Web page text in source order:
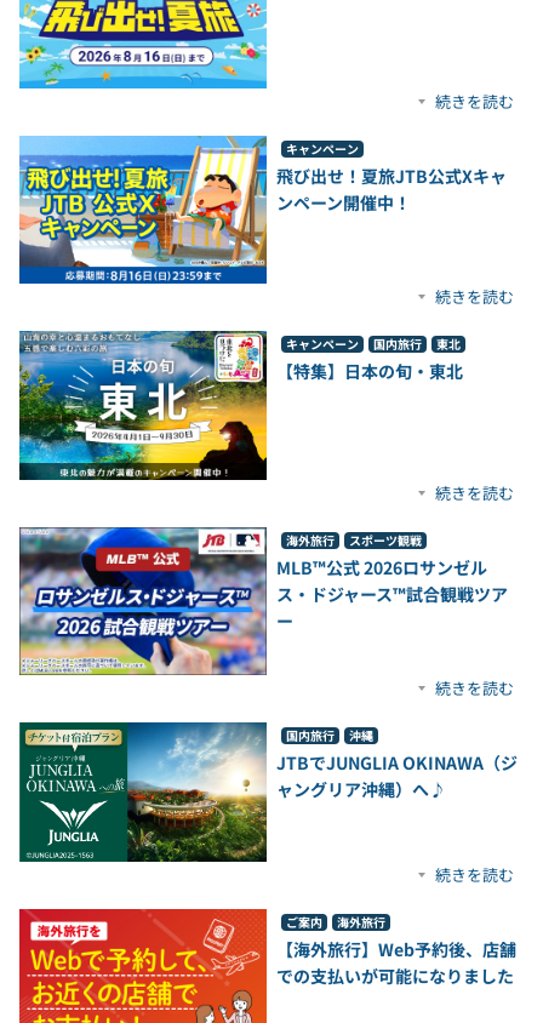
続きを読む
キャンペーン
飛び出せ！夏旅JTB公式Xキャ
ンペーン開催中！
続きを読む
キャンペーン 国内旅行 東北
【特集】日本の旬・東北
続きを読む
海外旅行 スポーツ観戦
MLB™公式 2026ロサンゼル
ス・ドジャース™試合観戦ツア
ー
続きを読む
国内旅行 沖縄
JTBでJUNGLIA OKINAWA（ジ
ャングリア沖縄）へ♪
続きを読む
ご案内 海外旅行
【海外旅行】Web予約後、店舗
での支払いが可能になりました